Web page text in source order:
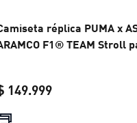
réplica PUMA x
F1® TEAM Stroll
149.999